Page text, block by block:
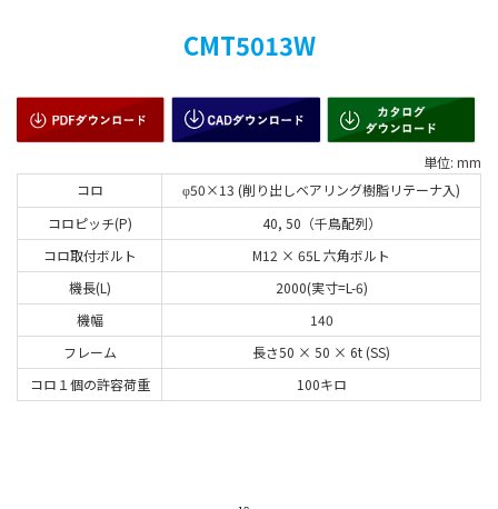
CMT5013W
単位: mm
コロ
φ50×13 (削り出しベアリング樹脂リテーナ入)
コロピッチ(P)
40, 50（千鳥配列）
コロ取付ボルト
M12 × 65L 六角ボルト
機長(L)
2000(実寸=L-6)
機幅
140
フレーム
長さ50 × 50 × 6t (SS)
コロ１個の許容荷重
100キロ